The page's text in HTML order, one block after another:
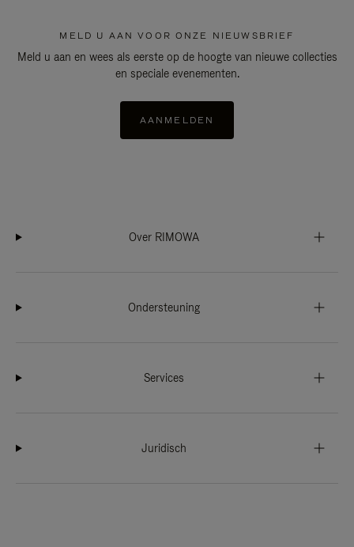
MELD U AAN VOOR ONZE NIEUWSBRIEF
Meld u aan en wees als eerste op de hoogte van nieuwe collecties
en speciale evenementen.
AANMELDEN
Over RIMOWA
Ondersteuning
Services
Juridisch